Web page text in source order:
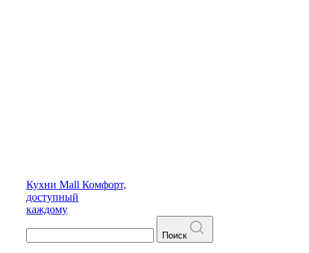
Кухни Mall Комфорт,
доступный
каждому
Поиск